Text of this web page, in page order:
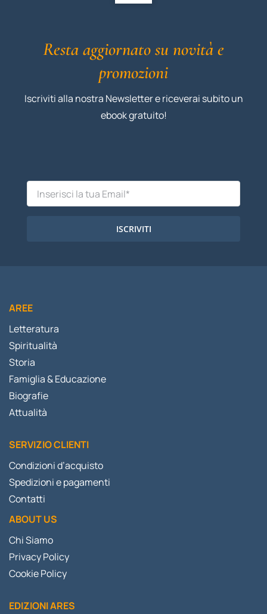
Resta aggiornato su novità e
promozioni
Iscriviti alla nostra Newsletter e riceverai subito un
ebook gratuito!
ISCRIVITI
AREE
Letteratura
Spiritualità
Storia
Famiglia & Educazione
Biografie
Attualità
SERVIZIO CLIENTI
Condizioni d’acquisto
Spedizioni e pagamenti
Contatti
ABOUT US
Chi Siamo
Privacy Policy
Cookie Policy
EDIZIONI ARES